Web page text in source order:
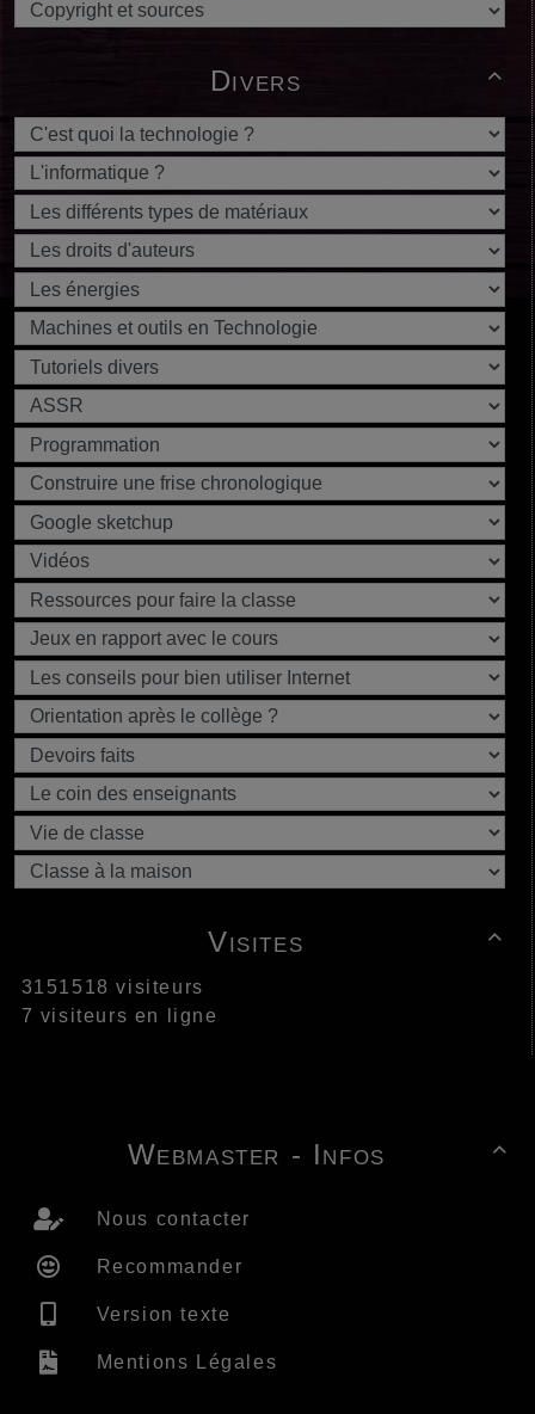

Divers

Visites
3151518 visiteurs
7 visiteurs en ligne

Webmaster - Infos
Nous contacter
Recommander
Version texte
Mentions Légales